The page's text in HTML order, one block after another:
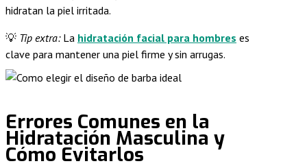
hidratan la piel irritada.
💡 Tip extra:La hidratación facial para hombres es
clave para mantener una piel firme y sin arrugas.
Errores Comunes en la
Hidratación Masculina y
Cómo Evitarlos